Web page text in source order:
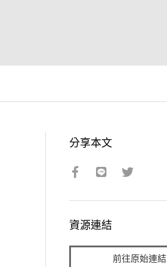
分享本文
資源連結
前往原始連結